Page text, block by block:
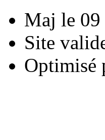
Maj le 09
Site
Optimisé